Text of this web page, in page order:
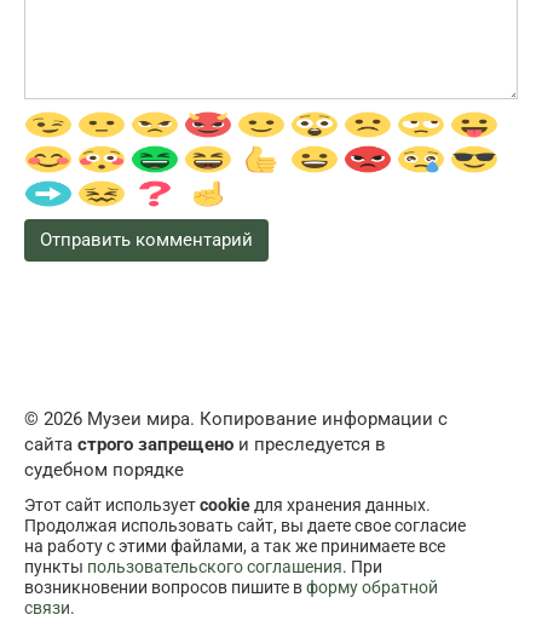
© 2026 Музеи мира. Копирование информации с
сайта строго запрещено и преследуется в
судебном порядке
Этот сайт используетcookie для хранения данных.
Продолжая использовать сайт, вы даете свое согласие
на работу с этими файлами, а так же принимаете все
пункты пользовательского соглашения. При
возникновении вопросов пишите вформу обратной
связи.